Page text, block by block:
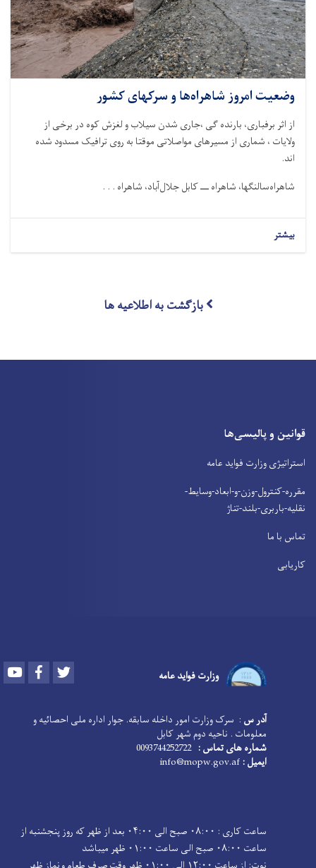
وضعیت امروز شاهراه‌ها و سرکهای کشور
از اثر برفباری، بارنده گی ،جاری شدن سیلاب و لغزش کوه در برخی از
ولایات ، شماری از مسیرهای مواصلاتی موقتا به روی ترافیک مسدود شده
اند.
شاهراه‌سالنگها، شاهراهـــکابل جلال‌آباد، شاهراه . . .
بیشتر
بازگشت به اطلاعیه ها
قوانین و پالیسی‌ها
استراتیژی وزارت فواید عامه
مقرره-کنترول-وزن-و-ابعاد-وسایط-
نقلیه-باربری-بلند-تناژ
تماس با ما
کاریابی
وزارت فواید عامه Youtube Facebook
آدر س : سرک وزارت امور داخله سابقه. جوار اداره ملی احصائیه و
معلومات . ناحیه دوم شهر کابل
شماره های تماس : 0093744252722
ایمیل :
ساعت کاری : ۰۸:۰۰ صبح الی ۰۴:۰۰ بعد از ظهر که روز پنجشنبه از
ساعت ۰۸:۰۰ صبح الی ساعت ۰۱:۰۰ ظهر میباشد